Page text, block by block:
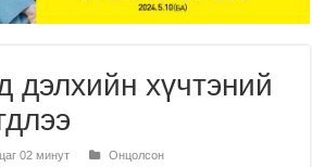
дэлхийн хүчтэний
02 минут Онцолсон